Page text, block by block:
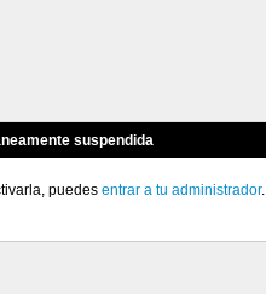
suspendida
puedes entrar a tu administrador.